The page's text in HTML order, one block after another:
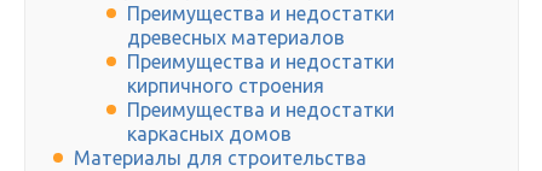
Преимущества и недостатки
древесных материалов
Преимущества и недостатки
кирпичного строения
Преимущества и недостатки
каркасных домов
Материалы для строительства